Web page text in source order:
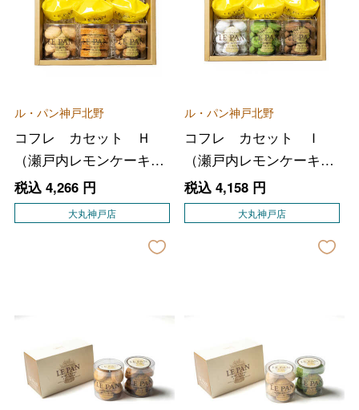
ル・パン神戸北野
コフレ カセット Ｈ
（瀬戸内レモンケーキ、
サブレ３種）
税込 4,266円
大丸神戸店
ル・パン神戸北野
コフレ カセット Ｉ
（瀬戸内レモンケーキ、
サブレ３種）
税込 4,158円
大丸神戸店